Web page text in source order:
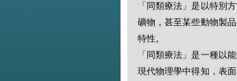
「同類療法」是以特別
礦物，甚至某些動物製
特性。
「同類療法」是一種以
現代物理學中得知，表